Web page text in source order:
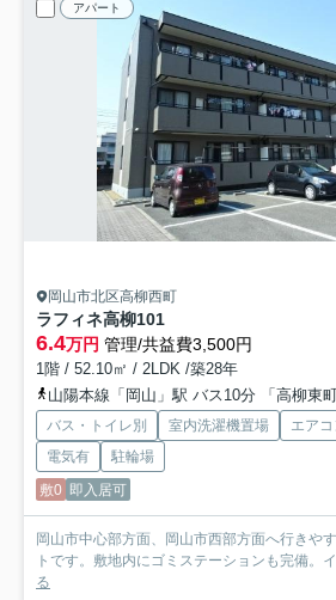
アパート
岡山市北区高柳西町
ラフィネ高柳101
6.4万円 管理/共益費3,500円
1階 / 52.10㎡ / 2LDK /築28年
山陽本線「岡山」駅 バス10分 「高柳東
バス・トイレ別 室内洗濯機置場 エアコ
電気有
駐輪場
敷0 即入居可
岡山市中心部方面、岡山市西部方面へ行きや
トです。敷地内にゴミステーションも完備。
る